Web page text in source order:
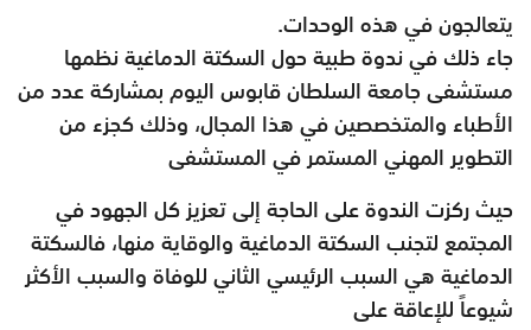
يتعالجون في هذه الوحدات.
جاء ذلك في ندوة طبية حول السكتة الدماغية نظمها
مستشفى جامعة السلطان قابوس اليوم بمشاركة عدد من
الأطباء والمتخصصين في هذا المجال، وذلك كجزء من
التطوير المهني المستمر في المستشفى
حيث ركزت الندوة على الحاجة إلى تعزيز كل الجهود في
المجتمع لتجنب السكتة الدماغية والوقاية منها، فالسكتة
الدماغية هي السبب الرئيسي الثاني للوفاة والسبب الأكثر
شيوعاً للإعاقة على